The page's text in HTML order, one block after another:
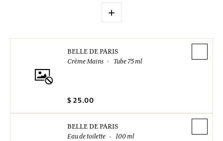
+
BELLE DE PARIS
Crème Mains
Tube 75 ml
$ 25.00
BELLE DE PARIS
Eau de toilette
100 ml